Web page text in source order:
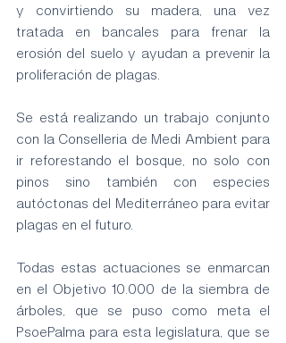
y convirtiendo su madera, una vez
tratada en bancales para frenar la
erosión del suelo y ayudan a prevenir la
proliferación de plagas.
Se está realizando un trabajo conjunto
con la Conselleria de Medi Ambient para
ir reforestando el bosque, no solo con
pinos sino también con especies
autóctonas del Mediterráneo para evitar
plagas en el futuro.
Todas estas actuaciones se enmarcan
en el Objetivo 10.000 de la siembra de
árboles, que se puso como meta el
PsoePalma para esta legislatura, que se